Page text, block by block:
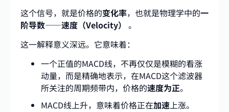
这个信号，就是价格的变化率，也就是物理学中的一
阶导数——速度（Velocity） 。
这一解释意义深远。它意味着：
一个正值的MACD线，不再仅仅是模糊的看涨
动量，而是精确地表示，在MACD这个滤波器
所关注的周期频带内，价格的速度为正。
MACD线上升，意味着价格正在加速上涨。